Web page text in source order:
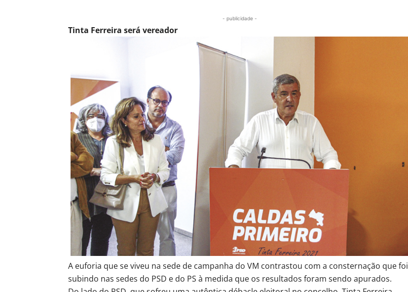
- publicidade -
Tinta Ferreira será vereador
A euforia que se viveu na sede de campanha do VM contrastou com a consternação que foi
subindo nas sedes do PSD e do PS à medida que os resultados foram sendo apurados.